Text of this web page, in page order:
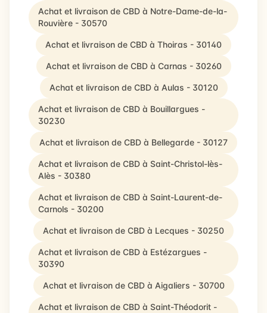
Achat et livraison de CBD à Notre-Dame-de-la-
Rouvière - 30570
Achat et livraison de CBD à Thoiras - 30140
Achat et livraison de CBD à Carnas - 30260
Achat et livraison de CBD à Aulas - 30120
Achat et livraison de CBD à Bouillargues -
30230
Achat et livraison de CBD à Bellegarde - 30127
Achat et livraison de CBD à Saint-Christol-lès-
Alès - 30380
Achat et livraison de CBD à Saint-Laurent-de-
Carnols - 30200
Achat et livraison de CBD à Lecques - 30250
Achat et livraison de CBD à Estézargues -
30390
Achat et livraison de CBD à Aigaliers - 30700
Achat et livraison de CBD à Saint-Théodorit -